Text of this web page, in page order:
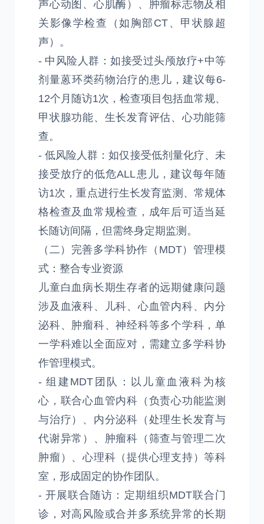
声心动图、心肌酶）、肿瘤标志物及相
关影像学检查（如胸部CT、甲状腺超
声）。
- 中风险人群：如接受过头颅放疗+中等
剂量蒽环类药物治疗的患儿，建议每6-
12个月随访1次，检查项目包括血常规、
甲状腺功能、生长发育评估、心功能筛
查。
- 低风险人群：如仅接受低剂量化疗、未
接受放疗的低危ALL患儿，建议每年随
访1次，重点进行生长发育监测、常规体
格检查及血常规检查，成年后可适当延
长随访间隔，但需终身定期监测。
（二）完善多学科协作（MDT）管理模
式：整合专业资源
儿童白血病长期生存者的远期健康问题
涉及血液科、儿科、心血管内科、内分
泌科、肿瘤科、神经科等多个学科，单
一学科难以全面应对，需建立多学科协
作管理模式。
- 组建MDT团队：以儿童血液科为核
心，联合心血管内科（负责心功能监测
与治疗）、内分泌科（处理生长发育与
代谢异常）、肿瘤科（筛查与管理二次
肿瘤）、心理科（提供心理支持）等科
室，形成固定的协作团队。
- 开展联合随访：定期组织MDT联合门
诊，对高风险或合并多系统异常的长期